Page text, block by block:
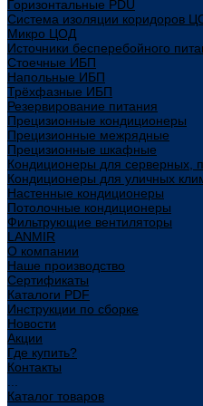
Горизонтальные PDU
Система изоляции коридоров
Микро ЦОД
Источники бесперебойного
Стоечные ИБП
Напольные ИБП
Трёхфазные ИБП
Резервирование питания
Прецизионные кондиционеры
Прецизионные межрядные
Прецизионные шкафные
Кондиционеры для серверных,
Кондиционеры для уличных
Настенные кондиционеры
Потолочные кондиционеры
Фильтрующие вентиляторы
LANMIR
О компании
Наше производство
Сертификаты
Каталоги PDF
Инструкции по сборке
Новости
Акции
Где купить?
Контакты
Каталог товаров